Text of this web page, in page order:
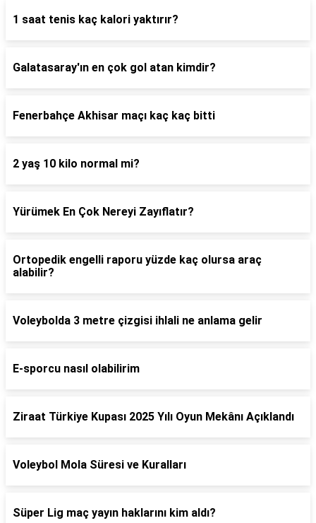
1 saat tenis kaç kalori yaktırır?
Galatasaray'ın en çok gol atan kimdir?
Fenerbahçe Akhisar maçı kaç kaç bitti
2 yaş 10 kilo normal mi?
Yürümek En Çok Nereyi Zayıflatır?
Ortopedik engelli raporu yüzde kaç olursa araç
alabilir?
Voleybolda 3 metre çizgisi ihlali ne anlama gelir
E-sporcu nasıl olabilirim
Ziraat Türkiye Kupası 2025 Yılı Oyun Mekânı Açıklandı
Voleybol Mola Süresi ve Kuralları
Süper Lig maç yayın haklarını kim aldı?